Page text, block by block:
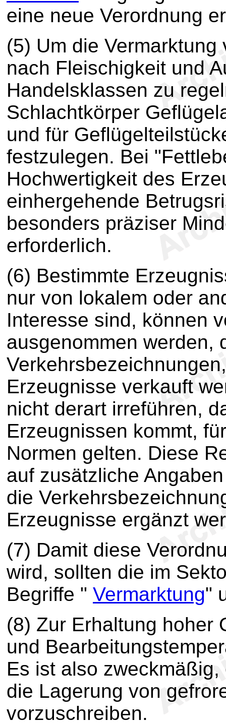
eine neue Verordnung
(5) Um die
nach Fleischigkeit und
Handelsklassen zu
Schlachtkörper
und für
festzulegen. Bei
Hochwertigkeit des
einhergehende
besonders präziser
erforderlich.
(6) Bestimmte
nur von lokalem oder
Interesse sind, können
ausgenommen werden,
Erzeugnisse verkauft
nicht derart irreführen,
Erzeugnissen kommt,
Normen gelten. Diese
auf zusätzliche
die
Erzeugnisse ergänzt
(7) Damit diese
wird, sollten die im
Begriffe " Vermarktung"
(8) Zur Erhaltung hoher
und
Es ist also
die Lagerung von
vorzuschreiben.